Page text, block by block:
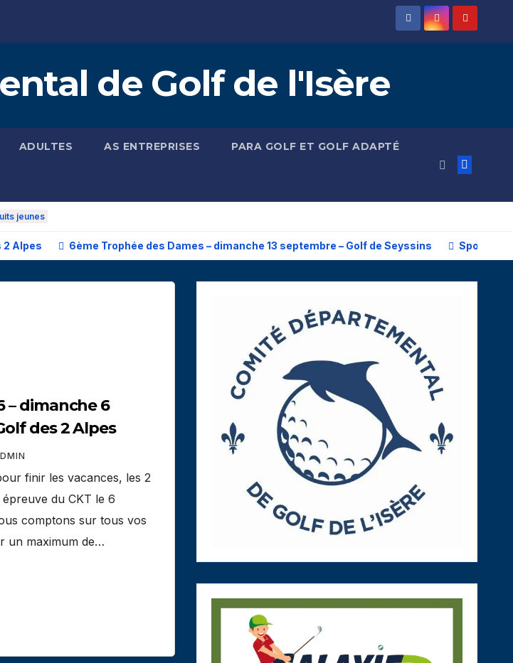
de Golf de l'Isère
ADULTES AS ENTREPRISES PARA GOLF ET GOLF ADAPTÉ
jeunes
2 Alpes 6ème Trophée des Dames – dimanche 13 septembre – Golf de Seyssins Sport
– dimanche 6
des 2 Alpes
finir les vacances, les 2
du CKT le 6
comptons sur tous vos
un maximum de…